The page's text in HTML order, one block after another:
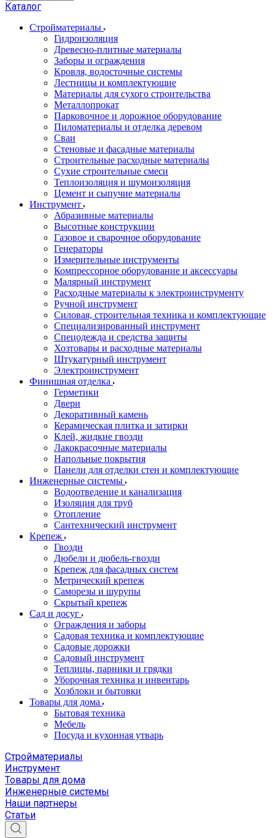
Каталог
Стройматериалы
Гидроизоляция
Древесно-плитные материалы
Заборы и ограждения
Кровля, водосточные системы
Лестницы и комплектующие
Материалы для сухого строительства
Металлопрокат
Парковочное и дорожное оборудование
Пиломатериалы и отделка деревом
Сваи
Стеновые и фасадные материалы
Строительные расходные материалы
Сухие строительные смеси
Теплоизоляция и шумоизоляция
Цемент и сыпучие материалы
Инструмент
Абразивные материалы
Высотные конструкции
Газовое и сварочное оборудование
Генераторы
Измерительные инструменты
Компрессорное оборудование и аксессуары
Малярный инструмент
Расходные материалы к электроинструменту
Ручной инструмент
Силовая, строительная техника и комплектующие
Специализированный инструмент
Спецодежда и средства защиты
Хозтовары и расходные материалы
Штукатурный инструмент
Электроинструмент
Финишная отделка
Герметики
Двери
Декоративный камень
Керамическая плитка и затирки
Клей, жидкие гвозди
Лакокрасочные материалы
Напольные покрытия
Панели для отделки стен и комплектующие
Инженерные системы
Водоотведение и канализация
Изоляция для труб
Отопление
Сантехнический инструмент
Крепеж
Гвозди
Дюбели и дюбель-гвозди
Крепеж для фасадных систем
Метрический крепеж
Саморезы и шурупы
Скрытый крепеж
Сад и досуг
Ограждения и заборы
Садовая техника и комплектующие
Садовые дорожки
Садовый инструмент
Теплицы, парники и грядки
Уборочная техника и инвентарь
Хозблоки и бытовки
Товары для дома
Бытовая техника
Мебель
Посуда и кухонная утварь
Стройматериалы
Инструмент
Товары для дома
Инженерные системы
Наши партнеры
Статьи